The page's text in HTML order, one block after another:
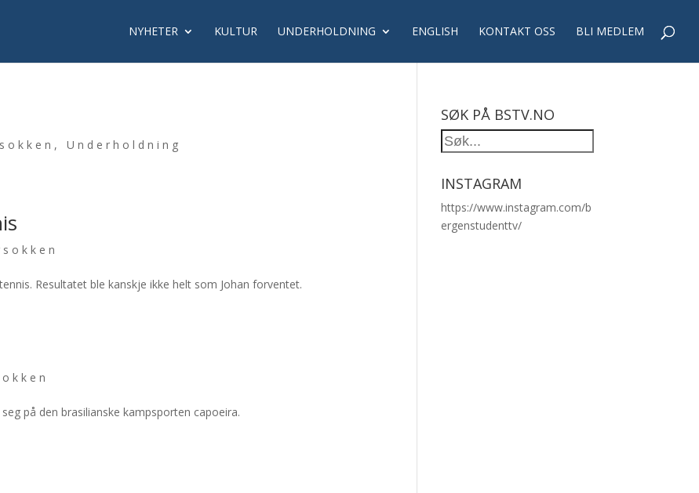
NYHETER KULTUR UNDERHOLDNING ENGLISH KONTAKT OSS BLI MEDLEM
,Underholdning
Resultatet ble kanskje ikke helt som Johan forventet.
på den brasilianske kampsporten capoeira.
SØK PÅ BSTV.NO
INSTAGRAM
https://www.instagram.com/b
ergenstudenttv/